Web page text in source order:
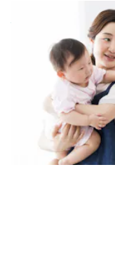
駅近くの好立地の保育
利便性よく、通いや
送迎時や発表会時な
すので、安心してベ